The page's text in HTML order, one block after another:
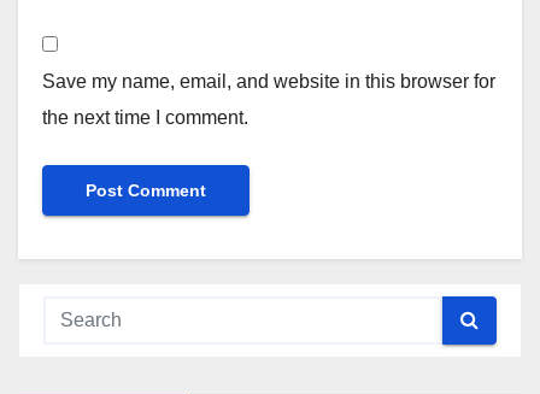
Save my name, email, and website in this browser for
the next time I comment.